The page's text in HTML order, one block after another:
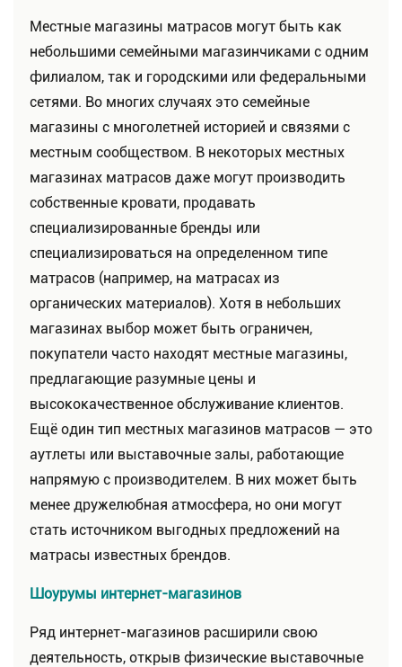
Местные магазины матрасов могут быть как
небольшими семейными магазинчиками с одним
филиалом, так и городскими или федеральными
сетями. Во многих случаях это семейные
магазины с многолетней историей и связями с
местным сообществом. В некоторых местных
магазинах матрасов даже могут производить
собственные кровати, продавать
специализированные бренды или
специализироваться на определенном типе
матрасов (например, на матрасах из
органических материалов). Хотя в небольших
магазинах выбор может быть ограничен,
покупатели часто находят местные магазины,
предлагающие разумные цены и
высококачественное обслуживание клиентов.
Ещё один тип местных магазинов матрасов — это
аутлеты или выставочные залы, работающие
напрямую с производителем. В них может быть
менее дружелюбная атмосфера, но они могут
стать источником выгодных предложений на
матрасы известных брендов.
Шоурумы интернет-магазинов
Ряд интернет-магазинов расширили свою
деятельность, открыв физические выставочные